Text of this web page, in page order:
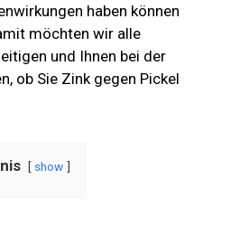
haben können
möchten wir alle
und Ihnen bei der
ob Sie Zink gegen Pickel
show